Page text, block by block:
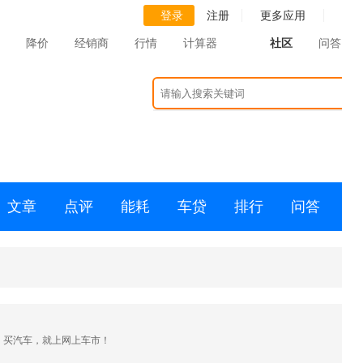
登录 注册 更多应用
降价 经销商 行情 计算器 社区 问答
文章 点评 能耗 车贷 排行 问答